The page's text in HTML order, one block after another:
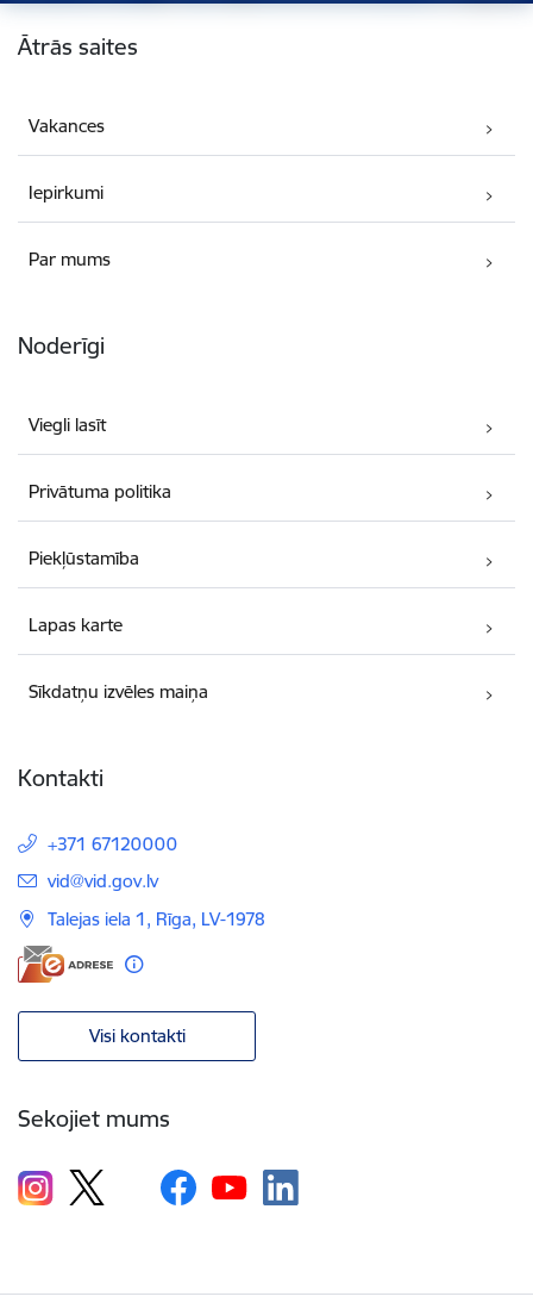
Kājene
Ātrās saites
Vakances
Iepirkumi
Par mums
Noderīgi
Viegli lasīt
Privātuma politika
Piekļūstamība
Lapas karte
Sīkdatņu izvēles maiņa
Kontakti
+371 67120000
E-pasts:
vid@vid.gov.lv
Talejas iela 1, Rīga, LV-1978
Visi kontakti
Sekojiet mums